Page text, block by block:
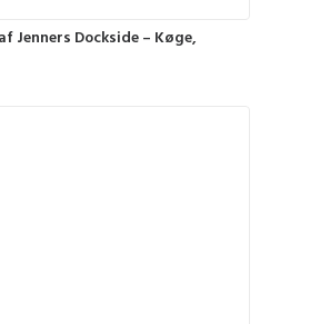
Jenners Dockside – Køge,